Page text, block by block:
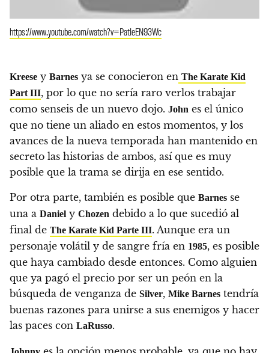
https://www.youtube.com/watch?v=PatIeEN93Wc
Kreese y Barnes ya se conocieron en The Karate Kid
Part III, por lo que no sería raro verlos trabajar
como senseis de un nuevo dojo. John es el único
que no tiene un aliado en estos momentos, y los
avances de la nueva temporada han mantenido en
secreto las historias de ambos, así que es muy
posible que la trama se dirija en ese sentido.
Por otra parte, también es posible que Barnes se
una a Daniel y Chozen debido a lo que sucedió al
final de The Karate Kid Parte III. Aunque era un
personaje volátil y de sangre fría en 1985, es posible
que haya cambiado desde entonces. Como alguien
que ya pagó el precio por ser un peón en la
búsqueda de venganza de Silver, Mike Barnes tendría
buenas razones para unirse a sus enemigos y hacer
las paces con LaRusso.